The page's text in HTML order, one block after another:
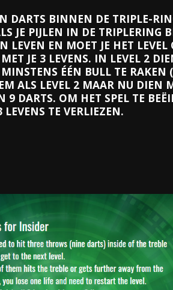
DARTS BINNEN DE TRIPLE-
JE PIJLEN IN DE TRIPLERING
LEVEN EN MOET JE HET
JE 3 LEVENS. IN LEVEL 2
ÉÉN BULL TE RAKEN (
ALS LEVEL 2 MAAR NU DIEN
9 DARTS. OM HET SPEL TE
TE VERLIEZEN.